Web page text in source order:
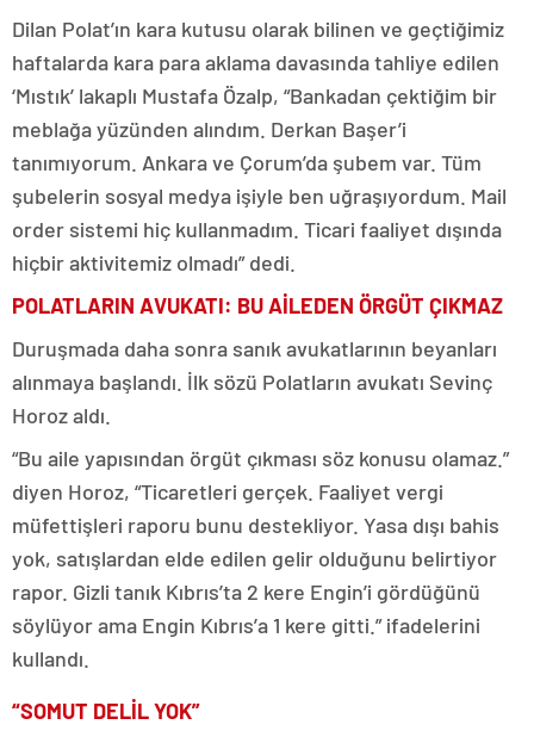
Dilan Polat’ın kara kutusu olarak bilinen ve geçtiğimiz
haftalarda kara para aklama davasında tahliye edilen
‘Mıstık’ lakaplı Mustafa Özalp, “Bankadan çektiğim bir
meblağa yüzünden alındım. Derkan Başer’i
tanımıyorum. Ankara ve Çorum’da şubem var. Tüm
şubelerin sosyal medya işiyle ben uğraşıyordum. Mail
order sistemi hiç kullanmadım. Ticari faaliyet dışında
hiçbir aktivitemiz olmadı” dedi.
POLATLARIN AVUKATI: BU AİLEDEN ÖRGÜT ÇIKMAZ
Duruşmada daha sonra sanık avukatlarının beyanları
alınmaya başlandı. İlk sözü Polatların avukatı Sevinç
Horoz aldı.
“Bu aile yapısından örgüt çıkması söz konusu olamaz.”
diyen Horoz, “Ticaretleri gerçek. Faaliyet vergi
müfettişleri raporu bunu destekliyor. Yasa dışı bahis
yok, satışlardan elde edilen gelir olduğunu belirtiyor
rapor. Gizli tanık Kıbrıs’ta 2 kere Engin’i gördüğünü
söylüyor ama Engin Kıbrıs’a 1 kere gitti.” ifadelerini
kullandı.
“SOMUT DELİL YOK”